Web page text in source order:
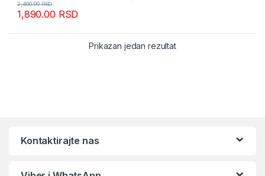
1,890.00 RSD
2,490.00RSD
Prikazan jedan rezultat
Kontaktirajte nas